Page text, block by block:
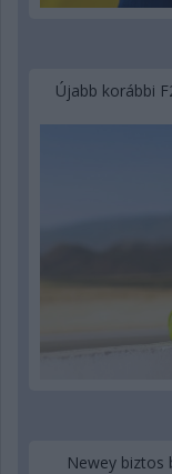
Újabb korábbi
Newey biztos